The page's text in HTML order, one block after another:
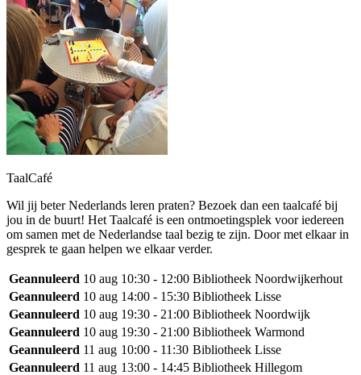
TaalCafé
Wil jij beter Nederlands leren praten? Bezoek dan een taalcafé bij
jou in de buurt! Het Taalcafé is een ontmoetingsplek voor iedereen
om samen met de Nederlandse taal bezig te zijn. Door met elkaar in
gesprek te gaan helpen we elkaar verder.
Geannuleerd 10 aug 10:30 - 12:00 Bibliotheek Noordwijkerhout
Geannuleerd 10 aug 14:00 - 15:30 Bibliotheek Lisse
Geannuleerd 10 aug 19:30 - 21:00 Bibliotheek Noordwijk
Geannuleerd 10 aug 19:30 - 21:00 Bibliotheek Warmond
Geannuleerd 11 aug 10:00 - 11:30 Bibliotheek Lisse
Geannuleerd 11 aug 13:00 - 14:45 Bibliotheek Hillegom